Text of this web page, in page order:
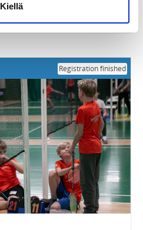
Kiellä
Registration finished